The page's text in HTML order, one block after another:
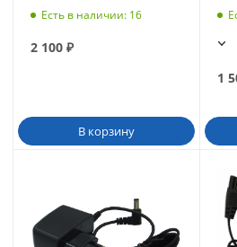
Есть в наличии: 16
2 100 ₽
В корзину
1